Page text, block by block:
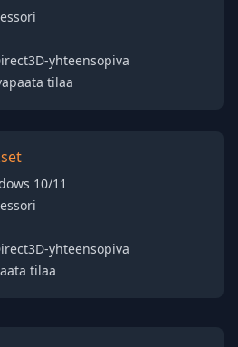
yhteensopiva
tilaa
10/11
yhteensopiva
tilaa